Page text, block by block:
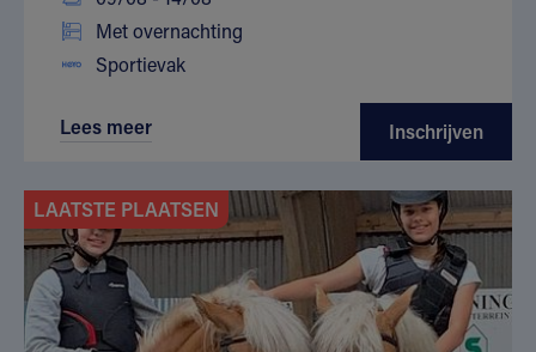
Met overnachting
Sportievak
Lees meer Inschrijven
LAATSTE PLAATSEN